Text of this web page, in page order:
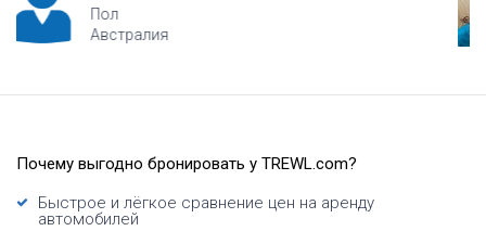
Почему выгодно бронировать у TREWL.com?
Быстрое и лёгкое сравнение цен на аренду
автомобилей